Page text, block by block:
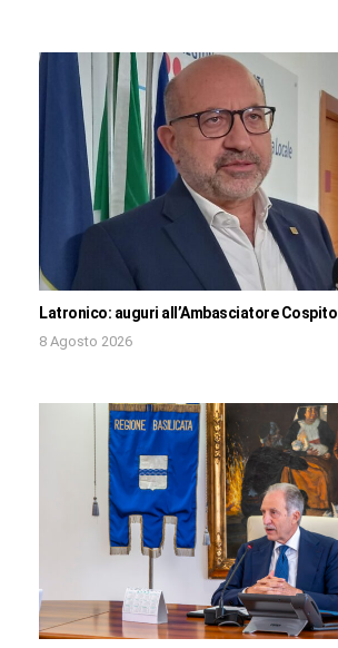
Latronico: auguri all’Ambasciatore Cospito
8 Agosto 2026